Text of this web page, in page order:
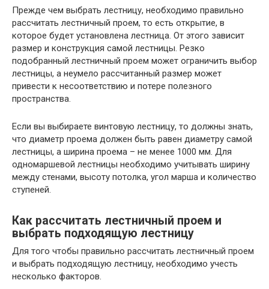
Прежде чем выбрать лестницу, необходимо правильно
рассчитать лестничный проем, то есть открытие, в
которое будет установлена лестница. От этого зависит
размер и конструкция самой лестницы. Резко
подобранный лестничный проем может ограничить выбор
лестницы, а неумело рассчитанный размер может
привести к несоответствию и потере полезного
пространства.
Если вы выбираете винтовую лестницу, то должны знать,
что диаметр проема должен быть равен диаметру самой
лестницы, а ширина проема – не менее 1000 мм. Для
одномаршевой лестницы необходимо учитывать ширину
между стенами, высоту потолка, угол марша и количество
ступеней.
Как рассчитать лестничный проем и
выбрать подходящую лестницу
Для того чтобы правильно рассчитать лестничный проем
и выбрать подходящую лестницу, необходимо учесть
несколько факторов.